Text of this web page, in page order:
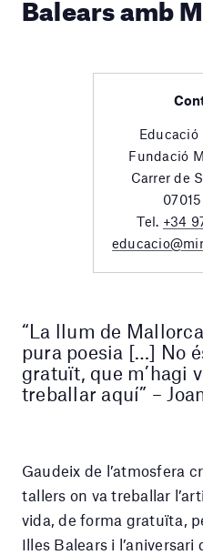
Fundació
Carrer de
Tel. +34
“La llum de
pura poesia […] No
gratuït, que m’hagi
treballar aquí” –
Gaudeix de l’atmosfera
tallers on va treballar
vida, de forma gratuïta,
Illes Balears i